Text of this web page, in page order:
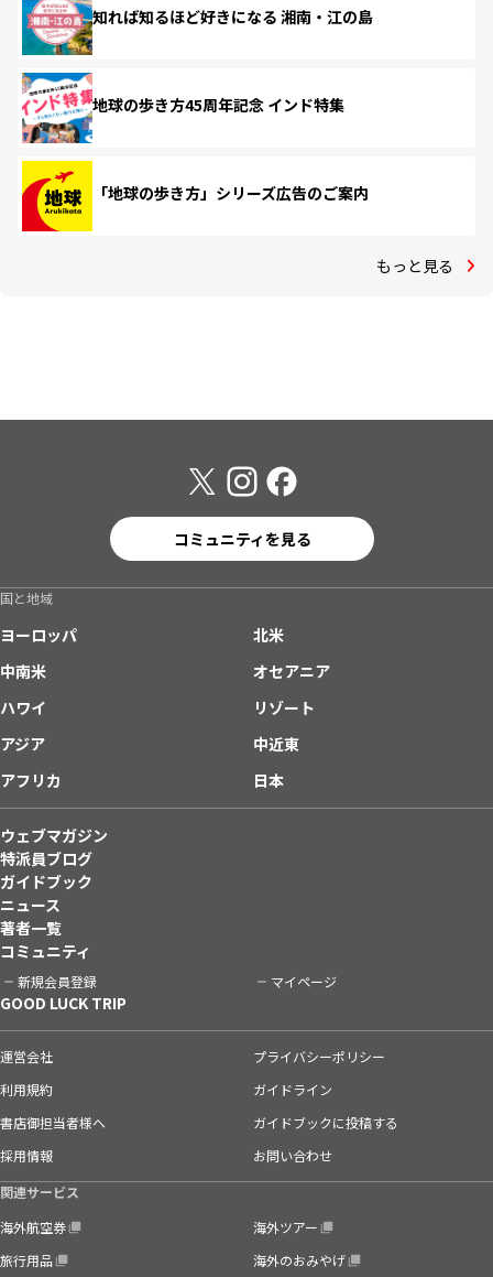
知れば知るほど好きになる 湘南・江の島
地球の歩き方45周年記念 インド特集
「地球の歩き方」シリーズ広告のご案内
もっと見る
コミュニティを見る
国と地域
ヨーロッパ
北米
中南米
オセアニア
ハワイ
リゾート
アジア
中近東
アフリカ
日本
ウェブマガジン
特派員ブログ
ガイドブック
ニュース
著者一覧
コミュニティ
新規会員登録 マイページ
GOOD LUCK TRIP
運営会社
プライバシーポリシー
利用規約
ガイドライン
書店御担当者様へ
ガイドブックに投稿する
採用情報
お問い合わせ
関連サービス
海外航空券
海外ツアー
旅行用品
海外のおみやげ